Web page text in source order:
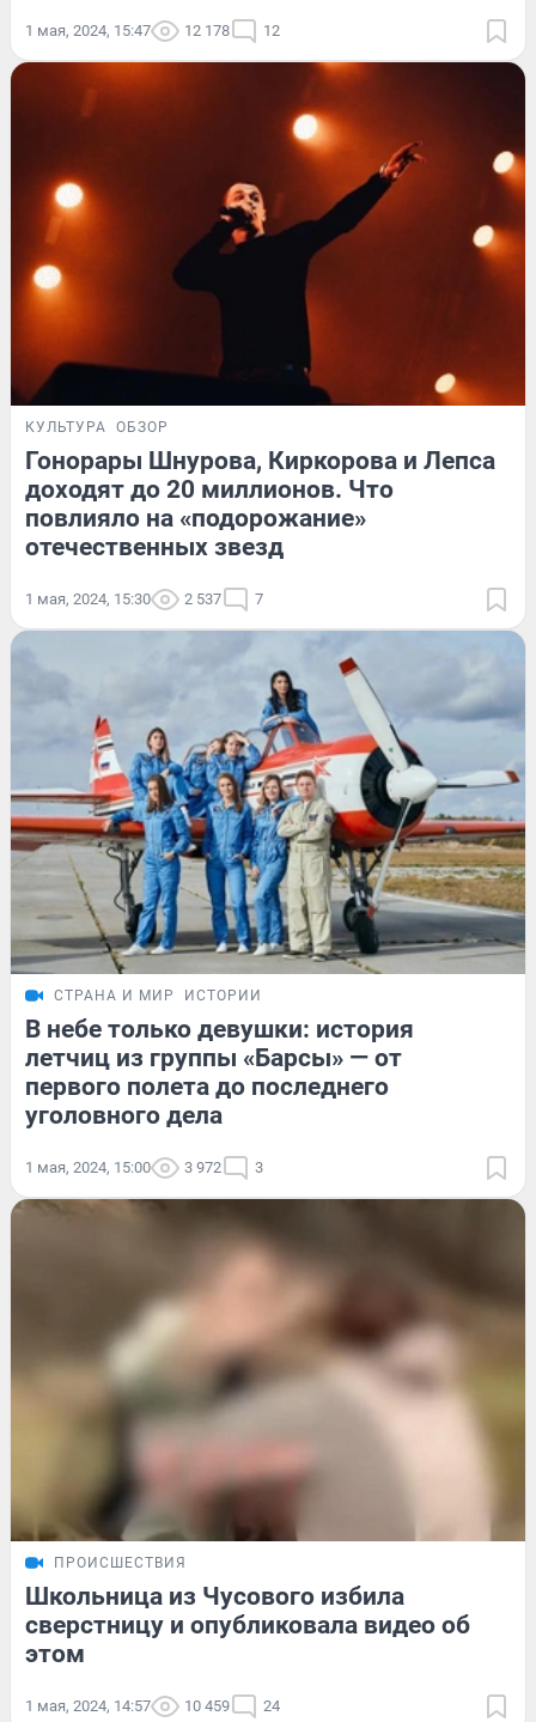
1 мая, 2024, 15:47 12 178 12
КУЛЬТУРА ОБЗОР
Гонорары Шнурова, Киркорова и Лепса
доходят до 20 миллионов. Что
повлияло на «подорожание»
отечественных звезд
1 мая, 2024, 15:30 2 537 7
СТРАНА И МИР ИСТОРИИ
В небе только девушки: история
летчиц из группы «Барсы» — от
первого полета до последнего
уголовного дела
1 мая, 2024, 15:00 3 972 3
ПРОИСШЕСТВИЯ
Школьница из Чусового избила
сверстницу и опубликовала видео об
этом
1 мая, 2024, 14:57 10 459 24